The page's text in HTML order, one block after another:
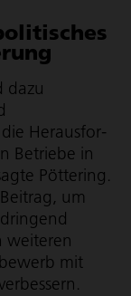
dazu
Heraus­for­
Betriebe in
Pöttering.
um
weiteren
mit